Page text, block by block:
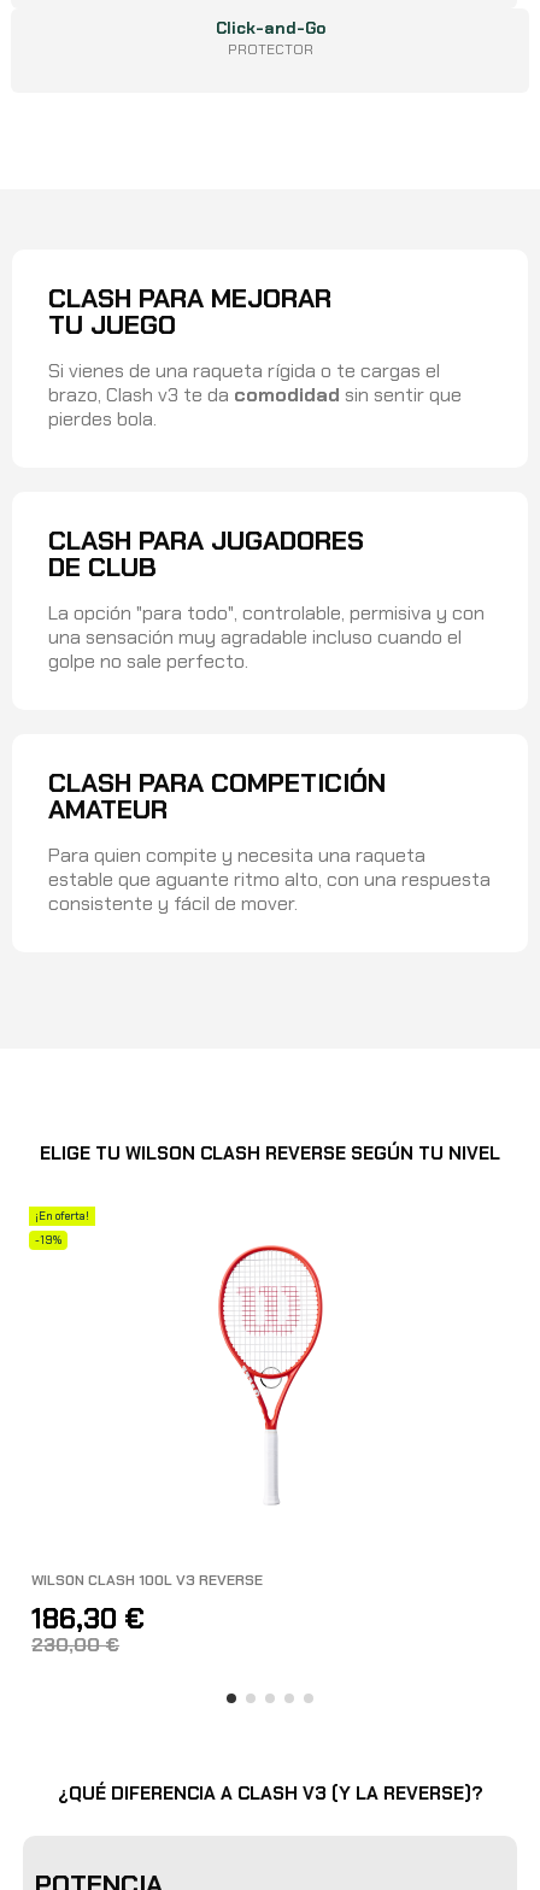
Click-and-Go
PROTECTOR
CLASH PARA MEJORAR
TU JUEGO
Si vienes de una raqueta rígida o te cargas el
brazo, Clash v3 te da comodidad sin sentir que
pierdes bola.
CLASH PARA JUGADORES
DE CLUB
La opción "para todo", controlable, permisiva y con
una sensación muy agradable incluso cuando el
golpe no sale perfecto.
CLASH PARA COMPETICIÓN
AMATEUR
Para quien compite y necesita una raqueta
estable que aguante ritmo alto, con una respuesta
consistente y fácil de mover.
ELIGE TU WILSON CLASH REVERSE SEGÚN TU NIVEL
¡En oferta!
-19%
WILSON CLASH 100L V3 REVERSE
186,30 €
230,00 €
¿QUÉ DIFERENCIA A CLASH V3 (Y LA REVERSE)?